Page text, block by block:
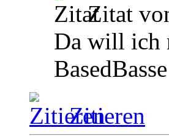
Zitat
Da will ich
Zitieren